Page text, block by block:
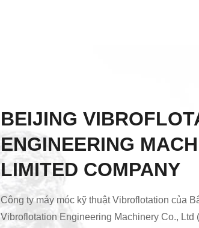
BEIJING
ENGINEERING
LIMITED COMPANY
Công ty máy móc kỹ thuật Vibroflotation của
Vibroflotation Engineering Machinery Co., Ltd